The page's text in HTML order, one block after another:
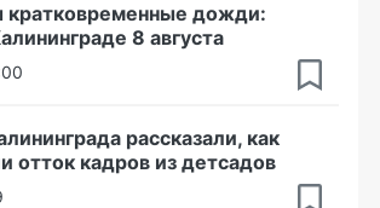
дожди:
8 августа
рассказали, как
отток кадров из детсадов